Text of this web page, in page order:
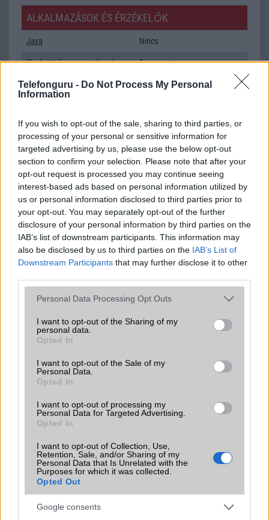
Telefonguru - Do Not Process My Personal
Information
If you wish to opt-out of the sale, sharing to third parties, or
processing of your personal or sensitive information for
targeted advertising by us, please use the below opt-out
section to confirm your selection. Please note that after your
opt-out request is processed you may continue seeing
interest-based ads based on personal information utilized by
us or personal information disclosed to third parties prior to
your opt-out. You may separately opt-out of the further
disclosure of your personal information by third parties on the
IAB’s list of downstream participants. This information may
also be disclosed by us to third parties on the IAB’s List of
Downstream Participants that may further disclose it to other
Please note that this website/app uses one or more Google
not limited to your visit or usage behaviour. You may click to
grant or deny consent to Google and its third-party tags to
use your data for below specified purposes in below Google
consent section.
Personal Data Processing Opt Outs
I want to opt-out of the Sharing of my
personal data.
Opted In
I want to opt-out of the Sale of my
Personal Data.
Opted In
I want to opt-out of processing my
Personal Data for Targeted Advertising.
Opted In
I want to opt-out of Collection, Use,
Retention, Sale, and/or Sharing of my
Personal Data that Is Unrelated with the
Purposes for which it was collected.
Opted Out
Google consents
ALKALMAZÁSOK ÉS ÉRZÉKELŐK
Java Nincs
Flash/Ujjlenyomat olvasó Fingerprint sensor
SNS integráció alap szolgáltatás
T9 szótár alkalmazás független szótár
Office alkalmazások alap szolgáltatás
Iránytũ ecompass
Extrák 24-bit/192kHz audio
EGYÉB
Vibra jelzés alap szolgáltatás
SIM típus nanoSIM
SIM-ek száma 2
Flight mode Van
Terület Globális
Funkciók
Brand
Pro - emelt szintû és
Védelem IP68
Limited Edition
SAR
Nincs publikus adat!
N/A = Nincs adat. Legutóbbi frissítés: 2026-07-13 19:00:00